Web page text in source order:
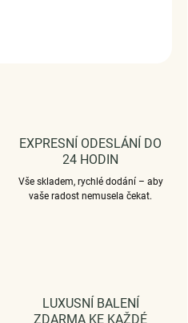
EXPRESNÍ ODESLÁNÍ DO
24 HODIN
Vše skladem, rychlé dodání – aby
vaše radost nemusela čekat.
LUXUSNÍ BALENÍ
ZDARMA KE KAŽDÉ